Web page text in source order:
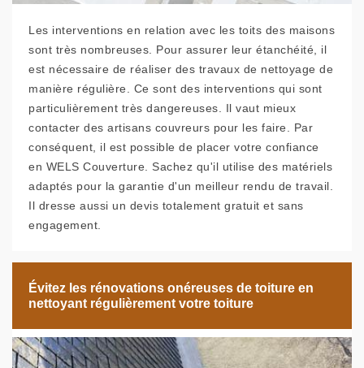
Les interventions en relation avec les toits des maisons
sont très nombreuses. Pour assurer leur étanchéité, il
est nécessaire de réaliser des travaux de nettoyage de
manière régulière. Ce sont des interventions qui sont
particulièrement très dangereuses. Il vaut mieux
contacter des artisans couvreurs pour les faire. Par
conséquent, il est possible de placer votre confiance
en WELS Couverture. Sachez qu'il utilise des matériels
adaptés pour la garantie d'un meilleur rendu de travail.
Il dresse aussi un devis totalement gratuit et sans
engagement.
Évitez les rénovations onéreuses de toiture en
nettoyant régulièrement votre toiture